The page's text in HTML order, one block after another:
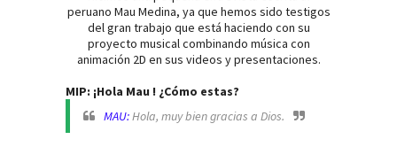
peruano Mau Medina, ya que hemos sido testigos
del gran trabajo que está haciendo con su
proyecto musical combinando música con
animación 2D en sus videos y presentaciones.
MIP: ¡Hola Mau ! ¿Cómo estas?
MAU:Hola, muy bien gracias a Dios.